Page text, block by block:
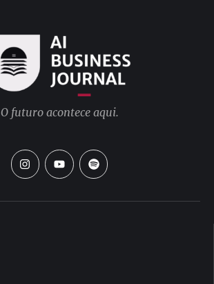
O futuro acontece aqui.